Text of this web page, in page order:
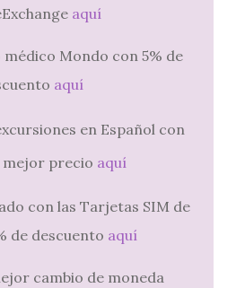
aquí
Mondo con 5% de
aquí
en Español con
mejor precio aquí
con las Tarjetas SIM de
de descuento aquí
cambio de moneda